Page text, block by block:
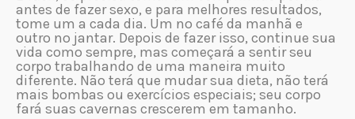
antes de fazer sexo, e para melhores resultados,
tome um a cada dia. Um no café da manhã e
outro no jantar. Depois de fazer isso, continue sua
vida como sempre, mas começará a sentir seu
corpo trabalhando de uma maneira muito
diferente. Não terá que mudar sua dieta, não terá
mais bombas ou exercícios especiais; seu corpo
fará suas cavernas crescerem em tamanho.